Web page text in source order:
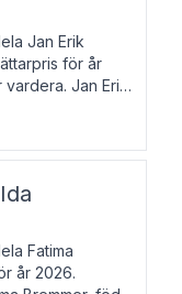
Jan Erik
för år
Jan Erik
tyska. Han är
Fatima
år 2026.